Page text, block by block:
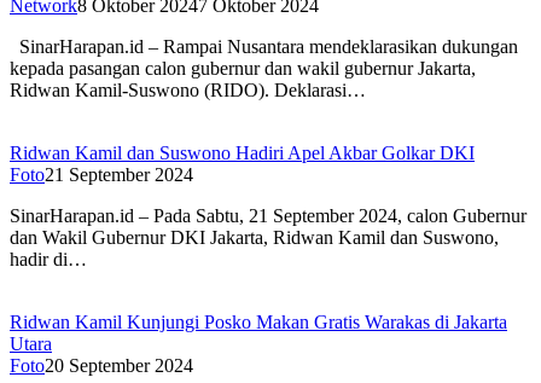
Network8 Oktober 20247 Oktober 2024
SinarHarapan.id – Rampai Nusantara mendeklarasikan dukungan
kepada pasangan calon gubernur dan wakil gubernur Jakarta,
Ridwan Kamil-Suswono (RIDO). Deklarasi…
Ridwan Kamil dan Suswono Hadiri Apel Akbar Golkar DKI
Foto21 September 2024
SinarHarapan.id – Pada Sabtu, 21 September 2024, calon Gubernur
dan Wakil Gubernur DKI Jakarta, Ridwan Kamil dan Suswono,
hadir di…
Ridwan Kamil Kunjungi Posko Makan Gratis Warakas di Jakarta
Utara
Foto20 September 2024